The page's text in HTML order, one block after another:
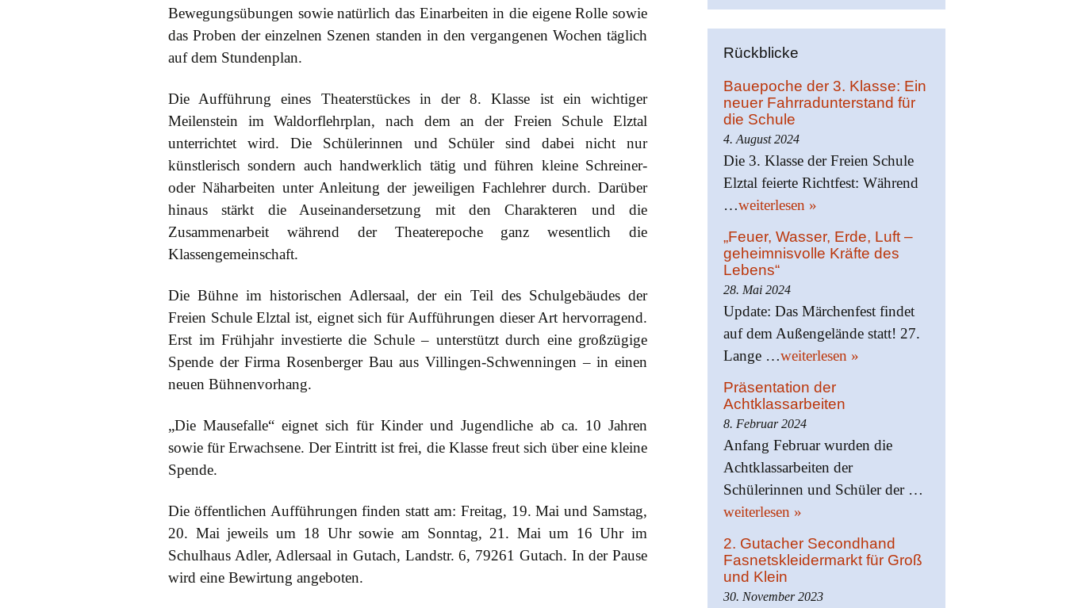
Bewegungsübungen sowie natürlich das Einarbeiten in die eigene Rolle sowie
das Proben der einzelnen Szenen standen in den vergangenen Wochen täglich
auf dem Stundenplan.
Die Aufführung eines Theaterstückes in der 8. Klasse ist ein wichtiger
Meilenstein im Waldorflehrplan, nach dem an der Freien Schule Elztal
unterrichtet wird. Die Schülerinnen und Schüler sind dabei nicht nur
künstlerisch sondern auch handwerklich tätig und führen kleine Schreiner-
oder Näharbeiten unter Anleitung der jeweiligen Fachlehrer durch. Darüber
hinaus stärkt die Auseinandersetzung mit den Charakteren und die
Zusammenarbeit während der Theaterepoche ganz wesentlich die
Klassengemeinschaft.
Die Bühne im historischen Adlersaal, der ein Teil des Schulgebäudes der
Freien Schule Elztal ist, eignet sich für Aufführungen dieser Art hervorragend.
Erst im Frühjahr investierte die Schule – unterstützt durch eine großzügige
Spende der Firma Rosenberger Bau aus Villingen-Schwenningen – in einen
neuen Bühnenvorhang.
„Die Mausefalle“ eignet sich für Kinder und Jugendliche ab ca. 10 Jahren
sowie für Erwachsene. Der Eintritt ist frei, die Klasse freut sich über eine kleine
Spende.
Die öffentlichen Aufführungen finden statt am: Freitag, 19. Mai und Samstag,
20. Mai jeweils um 18 Uhr sowie am Sonntag, 21. Mai um 16 Uhr im
Schulhaus Adler, Adlersaal in Gutach, Landstr. 6, 79261 Gutach. In der Pause
wird eine Bewirtung angeboten.
Rückblicke
Bauepoche der 3. Klasse: Ein
neuer Fahrradunterstand für
die Schule
4. August 2024
Die 3. Klasse der Freien Schule
Elztal feierte Richtfest: Während
…weiterlesen »
„Feuer, Wasser, Erde, Luft –
geheimnisvolle Kräfte des
Lebens“
28. Mai 2024
Update: Das Märchenfest findet
auf dem Außengelände statt! 27.
Lange …weiterlesen »
Präsentation der
Achtklassarbeiten
8. Februar 2024
Anfang Februar wurden die
Achtklassarbeiten der
Schülerinnen und Schüler der …
weiterlesen »
2. Gutacher Secondhand
Fasnetskleidermarkt für Groß
und Klein
30. November 2023